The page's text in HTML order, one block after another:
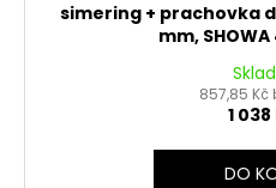
simering + prachovka
mm, SHOWA
857,85 Kč
1
DO